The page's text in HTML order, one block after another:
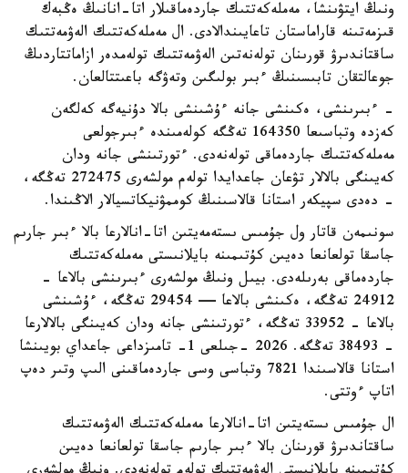
ونىڭ ايتۋىنشا، مەملەكەتتىك جاردەماقىلار اتا-انانىڭ ەڭبەك
قىزمەتىنە قاراماستان تاعايىندالادى. ال مەملەكەتتىك الەۋمەتتىك
ساقتاندىرۋ قورىنان تولەنەتىن الەۋمەتتىك تولەمدەر ازاماتتاردىڭ
جوعالتقان تابىسىنىڭ ءبىر بولىگىن وتەۋگە باعىتتالعان.
- ءبىرىنشى، ەكىنشى جانە ءۇشىنشى بالا دۇنيەگە كەلگەن
كەزدە وتباسىعا 164350 تەڭگە كولەمىندە ءبىرجولعى
مەملەكەتتىك جاردەماقى تولەنەدى. ءتورتىنشى جانە ودان
كەيىنگى بالالار تۋعان جاعدايدا تولەم مولشەرى 272475 تەڭگە،
- دەدى سپيكەر استانا قالاسىنىڭ كوممۋنيكاتسيالار الاڭىندا.
سونىمەن قاتار ول جۇمىس ىستەمەيتىن اتا-انالارعا بالا ءبىر جارىم
جاسقا تولعانعا دەيىن كۇتىمىنە بايلانىستى مەملەكەتتىك
جاردەماقى بەرىلەدى. بيىل ونىڭ مولشەرى ءبىرىنشى بالاعا -
24912 تەڭگە، ەكىنشى بالاعا — 29454 تەڭگە، ءۇشىنشى
بالاعا - 33952 تەڭگە، ءتورتىنشى جانە ودان كەيىنگى بالالارعا
- 38493 تەڭگە. 2026 -جىلعى 1- تامىزداعى جاعداي بويىنشا
استانا قالاسىندا 7821 وتباسى وسى جاردەماقىنى الىپ وتىر دەپ
اتاپ ءوتتى.
ال جۇمىس ىستەيتىن اتا-انالارعا مەملەكەتتىك الەۋمەتتىك
ساقتاندىرۋ قورىنان بالا ءبىر جارىم جاسقا تولعانعا دەيىن